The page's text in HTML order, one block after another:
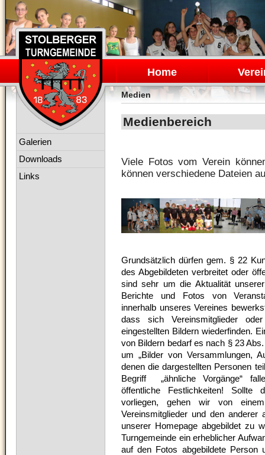
Navigation
überspringen
Home
Medien
Medienbereich
Viele Fotos vom Verein
können verschiedene Dateien
Grundsätzlich dürfen gem. § 22
des Abgebildeten verbreitet oder
sind sehr um die Aktualität
Berichte und Fotos von
innerhalb unseres Vereines
dass sich Vereinsmitglieder
eingestellten Bildern wiederfinden.
von Bildern bedarf es nach § 23
um „Bilder von Versammlungen,
denen die dargestellten Personen
Begriff „ähnliche Vorgänge“
öffentliche Festlichkeiten! Sollte
vorliegen, gehen wir von
Vereinsmitglieder und den
unserer Homepage abgebildet zu
Turngemeinde ein erheblicher
auf den Fotos abgebildete Person
Navigation
Galerien
Downloads
Links